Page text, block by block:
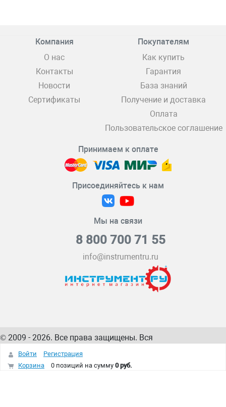
Компания
О нас
Контакты
Новости
Сертификаты
Покупателям
Как купить
Гарантия
База знаний
Получение и доставка
Оплата
Пользовательское соглашение
Принимаем к оплате
Присоединяйтесь к нам
Мы на связи
8 800 700 71 55
info@instrumentru.ru
© 2009 - 2026. Все права защищены. Вся
информация на сайте – собственность
интернет-магазина
Войти
Регистрация
Корзина
0 позиций на сумму 0 руб.